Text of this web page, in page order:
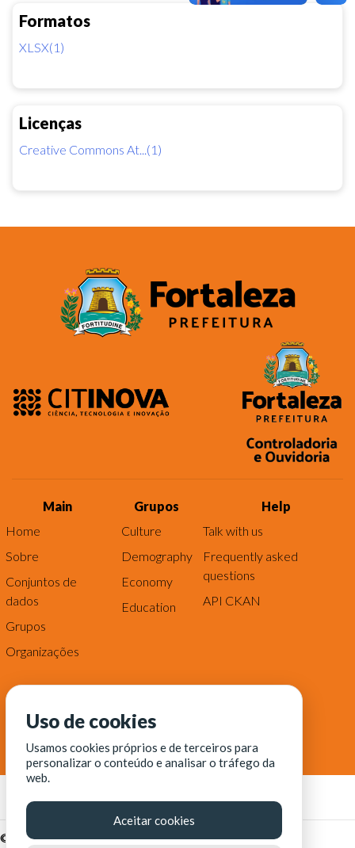
Formatos
XLSX(1)
Licenças
Creative Commons At...(1)
Main
Home
Sobre
Conjuntos de
dados
Grupos
Organizações
Grupos
Culture
Demography
Economy
Education
Help
Talk with us
Frequently asked
questions
API CKAN
© Fortaleza Digital || CITINOVA - Fundação de Ciência,
Uso de cookies
Usamos cookies próprios e de terceiros para
personalizar o conteúdo e analisar o tráfego da
web.
Aceitar cookies